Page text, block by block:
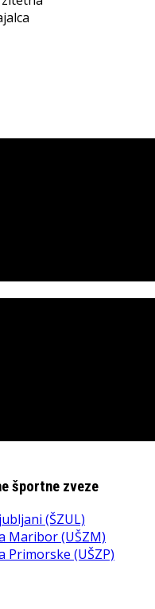
športne zveze
(ŠZUL)
Maribor (UŠZM)
Primorske (UŠZP)